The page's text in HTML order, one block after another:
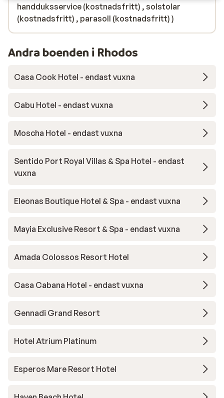
handduksservice (kostnadsfritt) , solstolar
(kostnadsfritt) , parasoll (kostnadsfritt) )
Andra boenden i Rhodos
Casa Cook Hotel - endast vuxna
Cabu Hotel - endast vuxna
Moscha Hotel - endast vuxna
Sentido Port Royal Villas & Spa Hotel - endast
vuxna
Eleonas Boutique Hotel & Spa - endast vuxna
Mayia Exclusive Resort & Spa - endast vuxna
Amada Colossos Resort Hotel
Casa Cabana Hotel - endast vuxna
Gennadi Grand Resort
Hotel Atrium Platinum
Esperos Mare Resort Hotel